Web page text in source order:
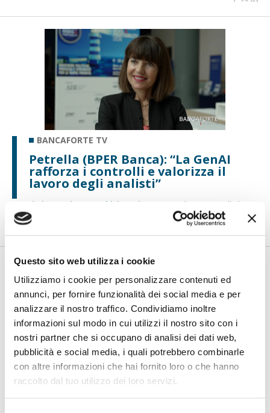
Questo sito web utilizza i cookie
Utilizziamo i cookie per personalizzare contenuti ed
annunci, per fornire funzionalità dei social media e per
analizzare il nostro traffico. Condividiamo inoltre
informazioni sul modo in cui utilizzi il nostro sito con i
nostri partner che si occupano di analisi dei dati web,
pubblicità e social media, i quali potrebbero combinarle
con altre informazioni che hai fornito loro o che hanno
raccolto dal tuo utilizzo dei loro servizi.
BANCAFORTE TV
Petrella (BPER Banca): “La GenAI
rafforza i controlli e valorizza il
lavoro degli analisti”
di Flavio Padovan, Maddalena Libertini -
Rendere i controlli di
secondo livello più strutturati, standardizzati e capaci di le...
BANCAFORTE TV
Fracassi (Multiply Group): "L’AI va
progettata dentro i processi,